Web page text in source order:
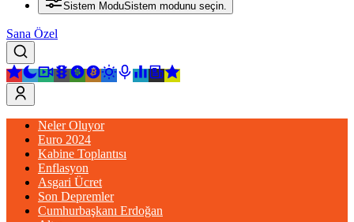
Sistem ModuSistem modunu seçin.
Sana Özel
Neler Oluyor
Euro 2024
Kabine Toplantısı
Enflasyon
Asgari Ücret
Son Depremler
Cumhurbaşkanı Erdoğan